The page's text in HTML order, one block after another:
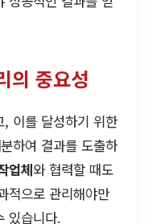
의 중요성
, 이를 달성하기 위한
하여 결과를 도출하
업체와 협력할 때도
적으로 관리해야만
있습니다.